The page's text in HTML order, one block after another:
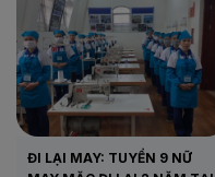
ĐI LẠI MAY: TUYỂN 9 NỮ